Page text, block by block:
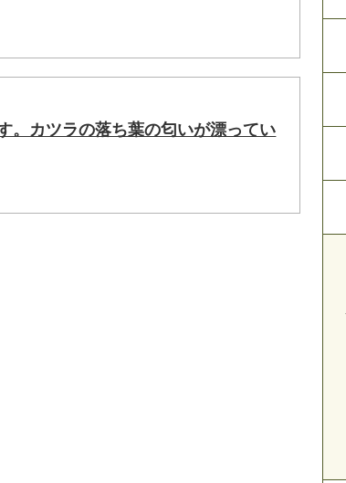
カツラの落ち葉の匂いが漂ってい